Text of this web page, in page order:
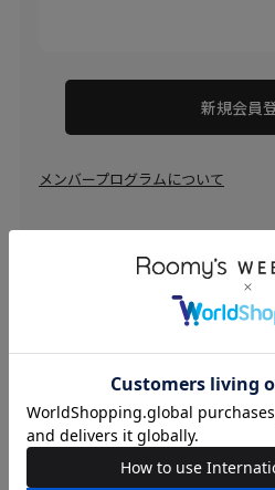
新規会員
メンバープログラムについて